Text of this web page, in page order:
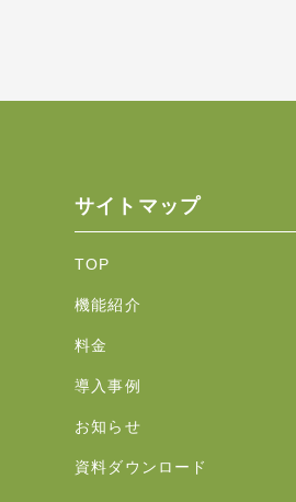
サイトマップ
TOP
機能紹介
料金
導入事例
お知らせ
資料ダウンロード